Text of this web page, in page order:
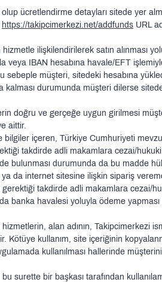
ücretlendirme detayları sitede yer
https://takipcimerkezi.net/addfunds URL
ilişkilendirilerek satın alınması
veya IBAN hesabına havale/EFT
sebeple müşteri, sitedeki hesabına
kalması durumunda müşteri dilerse
doğru ve gerçeğe uygun girilmesi
aittir.
içeren, Türkiye Cumhuriyeti
takdirde adli makamlara cezai/
bulunması durumunda da bu madde
da internet sitesine ilişkin sipariş
takdirde adli makamlara cezai/
banka havalesi yoluyla ödeme
alan adının, Takipcimerkezi
Kötüye kullanım, site içeriğinin
kullanılması hallerinde
surette bir başkası tarafından